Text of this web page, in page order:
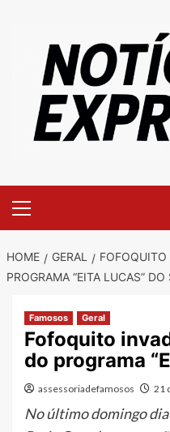
Menu
HOME GERAL
FOFOQUITO
PROGRAMA “EITA LUCAS” DO
Famosos Geral
Fofoquito
do programa
assessoriadefamosos 21
No último domingo